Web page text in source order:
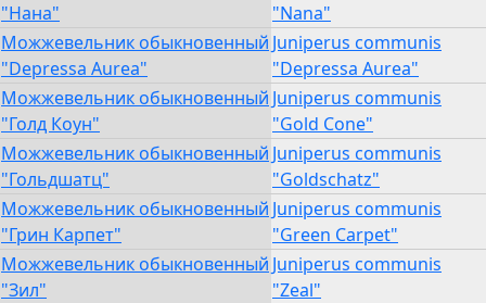
"Нана"
"Nana"
Можжевельник обыкновенный
"Depressa Aurea"
Juniperus communis
"Depressa Aurea"
Можжевельник обыкновенный
"Голд Коун"
Juniperus communis
"Gold Cone"
Можжевельник обыкновенный
"Гольдшатц"
Juniperus communis
"Goldschatz"
Можжевельник обыкновенный
"Грин Карпет"
Juniperus communis
"Green Carpet"
Можжевельник обыкновенный
"Зил"
Juniperus communis
"Zeal"